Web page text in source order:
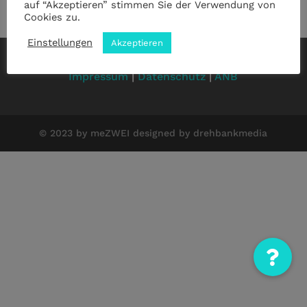
Impressum|Datenschutz|ANB
© 2023 by meZWEI designed by drehbankmedia
auf “Akzeptieren” stimmen Sie der Verwendung von
Cookies zu.
Einstellungen Akzeptieren